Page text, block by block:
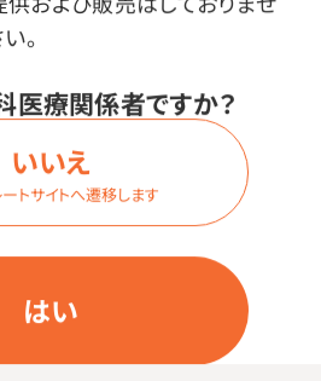
。
医療関係者ですか？
はい
いいえ
トサイトへ遷移します
、手切れ性が良く作業性に優れ
追求した手切れの良いエコノ
です。